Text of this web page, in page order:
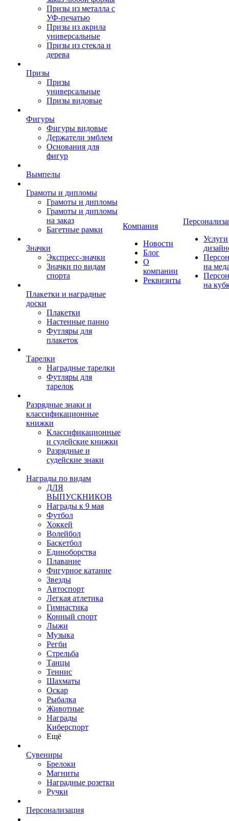
Призы из металла с
УФ-печатью
Призы из акрила
универсальные
Призы из стекла и
дерева
Призы
Призы
универсальные
Призы видовые
Фигуры
Фигуры видовые
Держатели эмблем
Основания для
фигур
Вымпелы
Грамоты и дипломы
Грамоты и дипломы
Грамоты и дипломы
на заказ
Багетные рамки
Значки
Экспресс-значки
Значки по видам
спорта
Плакетки и наградные
доски
Плакетки
Настенные панно
Футляры для
плакеток
Тарелки
Наградные тарелки
Футляры для
тарелок
Разрядные знаки и
классификационные
книжки
Классификационные
и судейские книжки
Разрядные и
судейские знаки
Награды по видам
ДЛЯ
ВЫПУСКНИКОВ
Награды к 9 мая
Футбол
Хоккей
Волейбол
Баскетбол
Единоборства
Плавание
Фигурное катание
Звезды
Автоспорт
Легкая атлетика
Гимнастика
Конный спорт
Лыжи
Музыка
Регби
Стрельба
Танцы
Теннис
Шахматы
Оскар
Рыбалка
Животные
Награды
Киберспорт
Ещё
Сувениры
Брелоки
Магниты
Наградные розетки
Ручки
Персонализация
Компания
Новости
Блог
О
компании
Реквизиты
Услуги
на
на